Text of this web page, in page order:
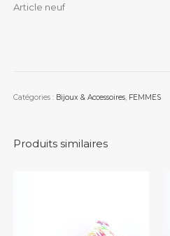
Article neuf
Catégories : Bijoux & Accessoires, FEMMES
Produits similaires